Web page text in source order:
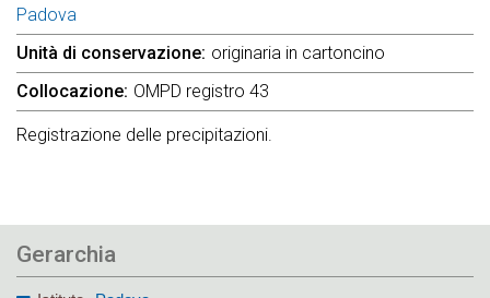
Padova
Unità di conservazione originaria in cartoncino
Collocazione OMPD registro 43
Registrazione delle precipitazioni.
Gerarchia